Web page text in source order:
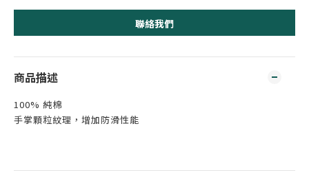
聯絡我們
商品描述
100% 純棉
手掌顆粒紋理，增加防滑性能